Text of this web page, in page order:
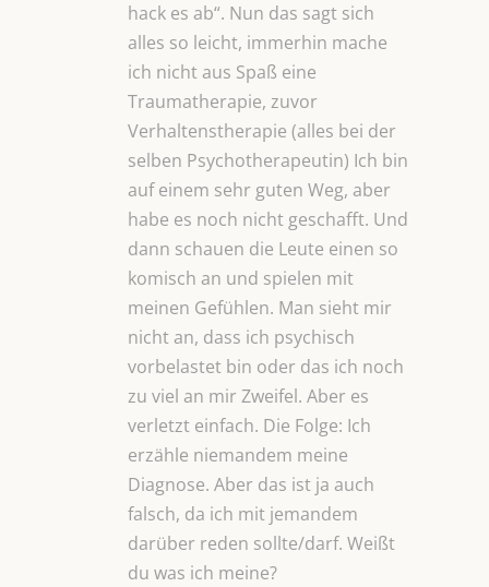
hack es ab“. Nun das sagt sich
alles so leicht, immerhin mache
ich nicht aus Spaß eine
Traumatherapie, zuvor
Verhaltenstherapie (alles bei der
selben Psychotherapeutin) Ich bin
auf einem sehr guten Weg, aber
habe es noch nicht geschafft. Und
dann schauen die Leute einen so
komisch an und spielen mit
meinen Gefühlen. Man sieht mir
nicht an, dass ich psychisch
vorbelastet bin oder das ich noch
zu viel an mir Zweifel. Aber es
verletzt einfach. Die Folge: Ich
erzähle niemandem meine
Diagnose. Aber das ist ja auch
falsch, da ich mit jemandem
darüber reden sollte/darf. Weißt
du was ich meine?